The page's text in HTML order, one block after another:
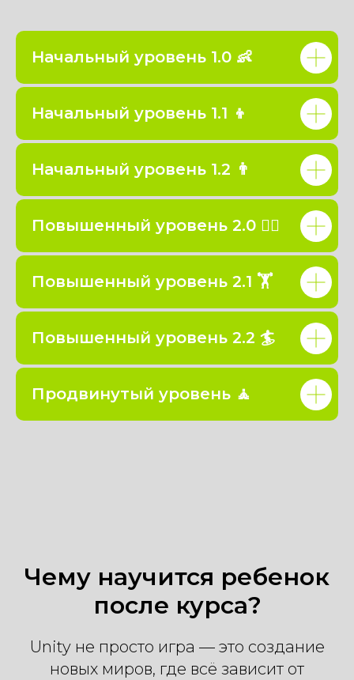
Начальный уровень 1.0 👶
Начальный уровень 1.1 👦
Начальный уровень 1.2 👨
Повышенный уровень 2.0 🏃‍♂️
Повышенный уровень 2.1 🏋️
Повышенный уровень 2.2 🏄
Продвинутый уровень 🧘
Чему научится ребенок
после курса?
Unity не просто игра — это создание
новых миров, где всё зависит от